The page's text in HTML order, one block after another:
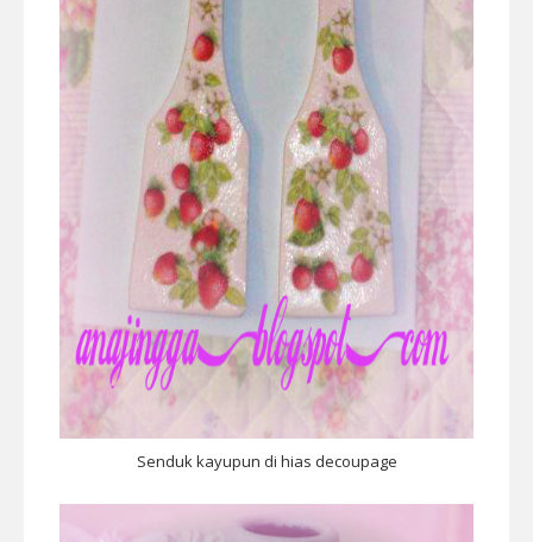
Senduk kayupun di hias decoupage